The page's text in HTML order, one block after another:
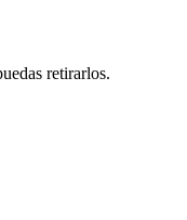
retirarlos.